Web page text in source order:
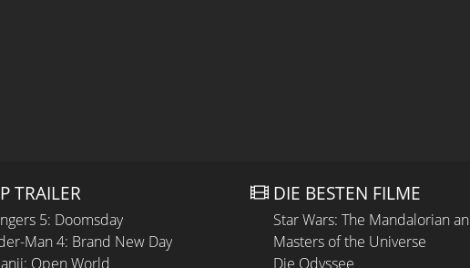
TRAILER
5: Doomsday
Man 4: Brand New Day
Open World
DIE BESTEN FILME
Star Wars: The Mandalorian
Masters of the Universe
Die Odyssee